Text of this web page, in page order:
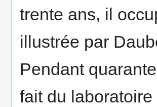
trente ans, il
illustrée par
Pendant
fait du